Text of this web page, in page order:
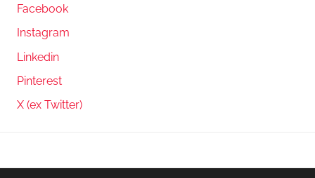
Facebook
Instagram
Linkedin
Pinterest
X (ex Twitter)